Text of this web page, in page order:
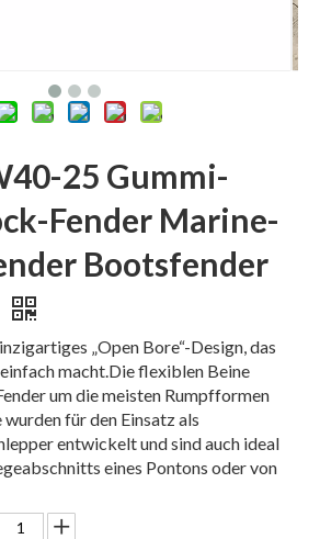
25 Gummi-
Fender Marine-
Bootsfender
„Open Bore“-Design, das
macht.Die flexiblen Beine
um die meisten Rumpfformen
wurden für den Einsatz als
entwickelt und sind auch ideal
eines Pontons oder von